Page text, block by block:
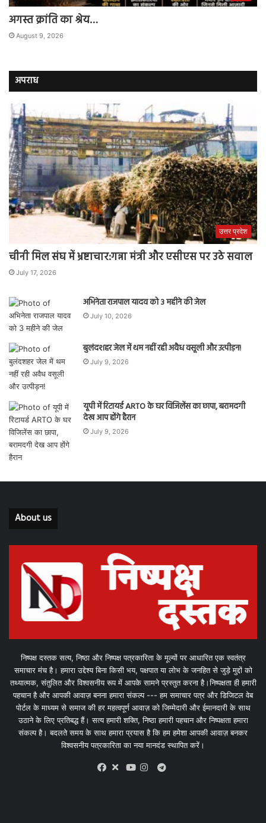
अगस्त क्रांति का श्रेय…
August 9, 2026
अपराध
उत्तर प्रदेश
चीनी मिल संघ में भ्रष्टाचार:गन्ना मंत्री और एसीएस पर उठे सवाल
July 17, 2026
अभिनेता राजपाल यादव को 3 महीने की जेल
July 10, 2026
बुलंदशहर जेल में थम नहीं रही अवैध वसूली और उत्पीड़न!
July 9, 2026
यूपी में रिटायर्ड ARTO के घर विजिलेंस का छापा, बरामदगी
देख आप होंगे हैरान
July 9, 2026
About us
निष्पक्ष दस्तक सत्य, निष्ठा और निष्पक्ष पत्रकारिता के मूल्यों पर आधारित एक स्वतंत्र
समाचार मंच है। हमारा उद्देश्य बिना किसी भय, पक्षपात या लोभ के जनहित से जुड़े मुद्दों को
तथ्यात्मक, संतुलित और विश्वसनीय रूप में आपके सामने प्रस्तुत करना है।निष्पक्षता ही हमारी
पहचान है और आपकी आवाज़ बनना हमारा संकल्प --- हम समाचार पत्र और डिजिटल वेब
पोर्टल के माध्यम से समाज की हर महत्वपूर्ण आवाज़ को जिम्मेदारी और ईमानदारी के साथ
उठाने के लिए प्रतिबद्ध हैं। सत्य हमारी शक्ति, निष्ठा हमारी पहचान और निष्पक्षता हमारा
संकल्प है। बदलते समय के साथ हमारा प्रयास है कि हम हमेशा आपकी आवाज़ बनकर
विश्वसनीय पत्रकारिता का नया मानदंड स्थापित करें।
X
Telegram